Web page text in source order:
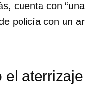
cuenta con
policía con un
el